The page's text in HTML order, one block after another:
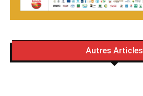
Autres Articles